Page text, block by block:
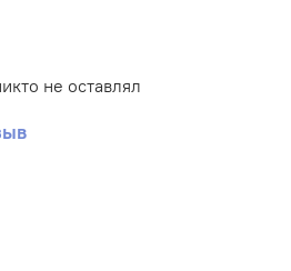
не оставлял